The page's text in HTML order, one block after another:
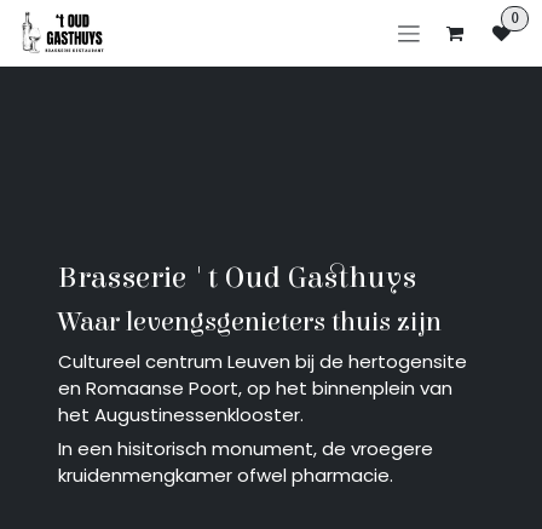
Se rendre au contenu 0
Brasserie 't Oud Gasthuys
Waar levengsgenieters thuis zijn
Cultureel centrum Leuven bij de hertogensite
en Romaanse Poort, op het binnenplein van
het Augustinessenklooster.
In een hisitorisch monument, de vroegere
kruidenmengkamer ofwel pharmacie.